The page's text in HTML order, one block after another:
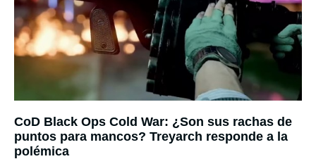
CoD Black Ops Cold War: ¿Son sus rachas de
puntos para mancos? Treyarch responde a la
polémica